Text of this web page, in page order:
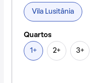
Vila Lusitânia
Quartos
1+ 2+ 3+